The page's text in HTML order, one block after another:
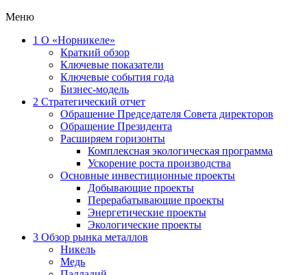
Меню
1 О «Норникеле»
Краткий обзор
Ключевые показатели
Ключевые события года
Бизнес-модель
2 Стратегический отчет
Обращение Председателя Совета директоров
Обращение Президента
Расширяем горизонты
Комплексная экологическая программа
Ускорение роста производства
Основные инвестиционные проекты
Добывающие проекты
Перерабатывающие проекты
Энергетические проекты
Экологические проекты
3 Обзор рынка металлов
Никель
Медь